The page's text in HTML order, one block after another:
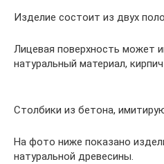
Изделие состоит из двух
Лицевая поверхность может
натуральный материал,
Столбики из бетона,
На фото ниже показано
натуральной древесины.